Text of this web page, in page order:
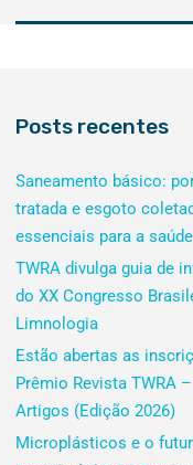
Posts recentes
Saneamento básico:
tratada e esgoto
essenciais para a
TWRA divulga guia de
do XX Congresso
Limnologia
Estão abertas as
Prêmio Revista TWRA
Artigos (Edição 2026)
Microplásticos e o